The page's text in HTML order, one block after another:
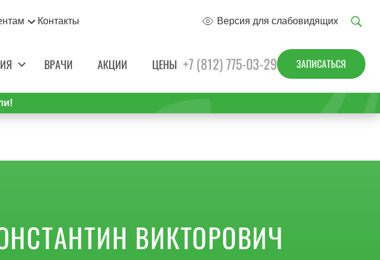
Контакты Версия для слабовидящих
ВРАЧИ АКЦИИ ЦЕНЫ +7 (812) 775-03-29 ЗАПИСАТЬСЯ
ВИКТОРОВИЧ